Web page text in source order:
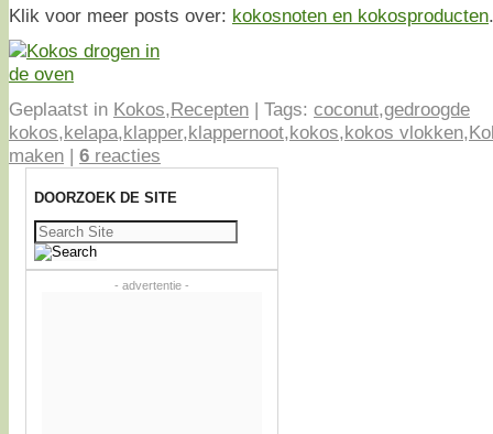
Klik voor meer posts over: kokosnoten en kokosproducten.
Geplaatst in Kokos,Recepten | Tags: coconut,gedroogde
kokos,kelapa,klapper,klappernoot,kokos,kokos vlokken,
maken | 6 reacties
DOORZOEK DE SITE
Zoeken
naar:
- advertentie -